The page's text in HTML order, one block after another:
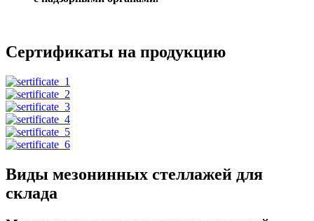
Сертификаты на продукцию
Виды мезонинных стеллажей для
склада